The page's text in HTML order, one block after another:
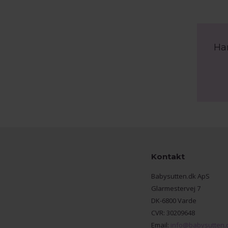
Kontakt
Babysutten.dk ApS
Glarmestervej 7
DK-6800 Varde
CVR: 30209648
Email: